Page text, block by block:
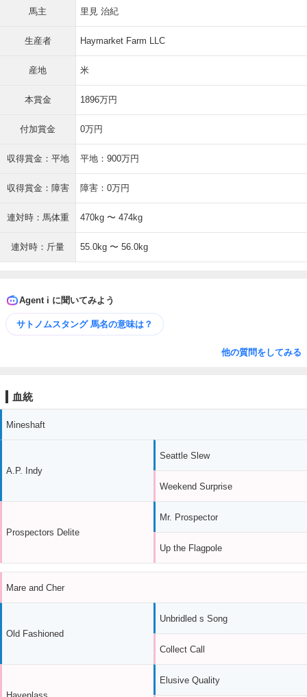
馬主 里見 治紀
生産者 Haymarket Farm LLC
産地 米
本賞金 1896万円
付加賞金 0万円
収得賞金：平地 平地：900万円
収得賞金：障害 障害：0万円
連対時：馬体重 470kg 〜 474kg
連対時：斤量 55.0kg 〜 56.0kg
Agent i に聞いてみよう
サトノムスタング 馬名の意味は？
他の質問をしてみる
血統
Mineshaft
A.P. Indy
Prospectors Delite
Seattle Slew
Weekend Surprise
Mr. Prospector
Up the Flagpole
Mare and Cher
Old Fashioned
Unbridled s Song
Collect Call
Elusive Quality